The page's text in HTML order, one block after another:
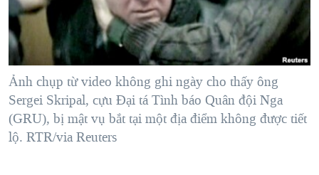
"Tìm"NGƯỜI VIỆT HẢI NGOẠI
ĐỜI SỐNG
KINH TẾ
KHOA HỌC
SỨC KHOẺ
VĂN HOÁ
TẠI
HÀNH TRÌNH BẦU CỬ 2024
MỘT NĂM CHIẾN TRANH TẠI DẢI GAZA
GIẢI MÃ VÀNH ĐAI & CON ĐƯỜNG
NGÀY TỊ NẠN THẾ GIỚI
TRỊNH VĨNH BÌNH - NGƯỜI HẠ 'BÊN THẮNG CUỘC'
VIDEO
NGHE
MẠNG XÃ HỘI
Ngôn ngữ khác
Ảnh chụp từ video không ghi ngày cho thấy ông
Sergei Skripal, cựu Đại tá Tình báo Quân đội Nga
(GRU), bị mật vụ bắt tại một địa điểm không được tiết
lộ. RTR/via Reuters